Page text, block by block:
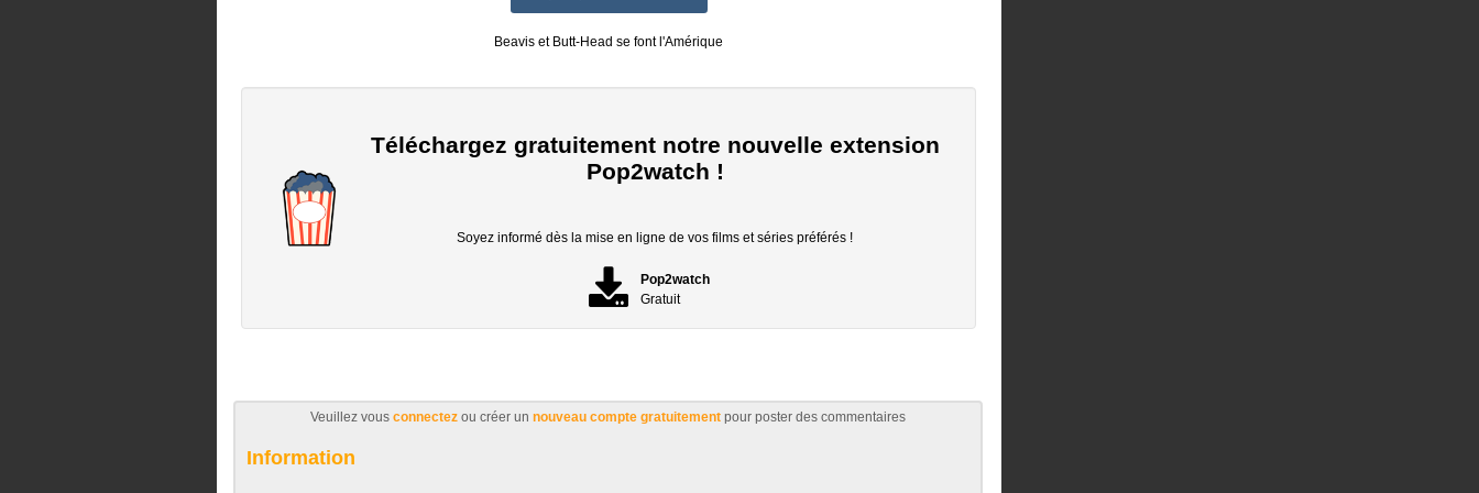
Beavis et Butt-Head se font l'Amérique
Téléchargez gratuitement notre nouvelle extension
Pop2watch !
Soyez informé dès la mise en ligne de vos films et séries préférés !
Pop2watch
Gratuit
Veuillez vous connectez ou créer un nouveau compte gratuitement pour poster des commentaires
Information